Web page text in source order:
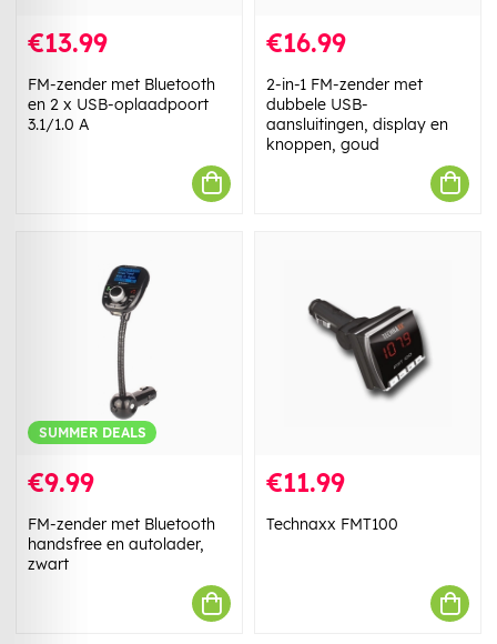
€13.99
FM-zender met Bluetooth
en 2 x USB-oplaadpoort
3.1/1.0 A
€16.99
2-in-1 FM-zender met
dubbele USB-
aansluitingen, display en
knoppen, goud
SUMMER DEALS
€9.99
FM-zender met Bluetooth
handsfree en autolader,
zwart
€11.99
Technaxx FMT100